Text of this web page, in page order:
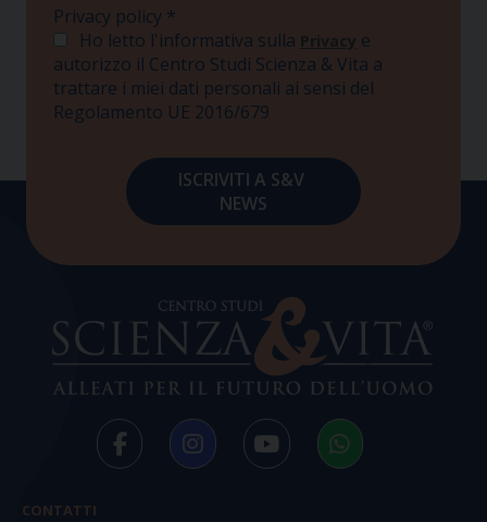
Privacy policy *
Ho letto l'informativa sulla Privacy e
autorizzo il Centro Studi Scienza & Vita a
trattare i miei dati personali ai sensi del
Regolamento UE 2016/679
CONTATTI